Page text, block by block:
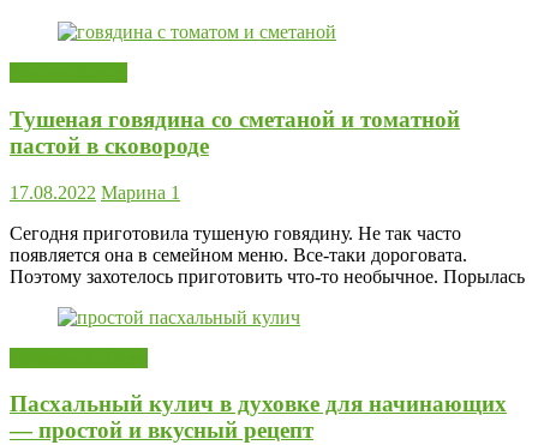
Тушеная говядина со сметаной и томатной
пастой в сковороде
17.08.2022 Марина 1
Сегодня приготовила тушеную говядину. Не так часто
появляется она в семейном меню. Все-таки дороговата.
Поэтому захотелось приготовить что-то необычное. Порылась
Пасхальный кулич в духовке для начинающих
— простой и вкусный рецепт